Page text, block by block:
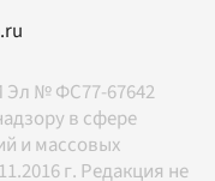
Эл № ФС77-67642
в сфере
и массовых
г. Редакция не